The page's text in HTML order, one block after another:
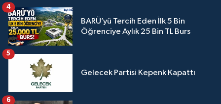
BARÜ’yü Tercih Eden İlk 5 Bin
Öğrenciye Aylık 25 Bin TL Burs
4
Gelecek Partisi Kepenk Kapattı
5
6